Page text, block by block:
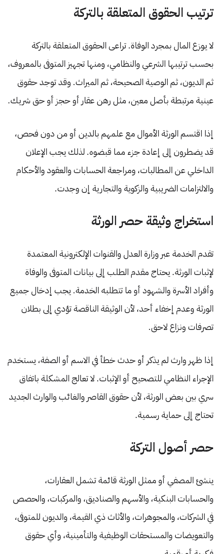
ترتيب الحقوق المتعلقة بالتركة
لا يوزع المال بمجرد الوفاة. تراعى الحقوق المتعلقة بالتركة
بحسب ترتيبها الشرعي والنظامي، ومنها تجهيز المتوفى بالمعروف،
ثم الديون، ثم الوصية الصحيحة، ثم الميراث. وقد توجد حقوق
عينية مرتبطة بأصل معين، مثل رهن عقار أو حجز أو حق شريك.
إذا اقتسم الورثة الأموال مع علمهم بالدين أو من دون فحص،
قد يضطرون إلى إعادة جزء مما قبضوه. لذلك يجب الإعلان
الداخلي عن المطالبات، ومراجعة الحسابات والعقود والأحكام
والالتزامات الضريبية والزكوية والتجارية إن وجدت.
استخراج وثيقة حصر الورثة
تقدم الخدمة عبر وزارة العدل والقنوات الإلكترونية المعتمدة
لإثبات الورثة. يحتاج مقدم الطلب إلى بيانات المتوفى والوفاة
وأفراد الأسرة والشهود أو ما تتطلبه الخدمة. يجب إدخال جميع
الورثة وعدم إخفاء أحد، لأن الوثيقة الناقصة تؤدي إلى بطلان
تصرفات ونزاع لاحق.
إذا ظهر وارث لم يذكر أو حدث خطأ في الاسم أو الصفة، يستخدم
الإجراء النظامي للتصحيح أو الإثبات. لا تعالج المشكلة باتفاق
سري بين بعض الورثة، لأن حقوق القاصر والغائب والوارث الجديد
تحتاج إلى حماية رسمية.
حصر أصول التركة
ينشئ المصفي أو ممثل الورثة قائمة تشمل العقارات،
والحسابات البنكية، والأسهم والصناديق، والمركبات، والحصص
في الشركات، والمجوهرات، والأثاث ذي القيمة، والديون للمتوفى،
والتعويضات والمستحقات الوظيفية والتأمينية، وأي حقوق